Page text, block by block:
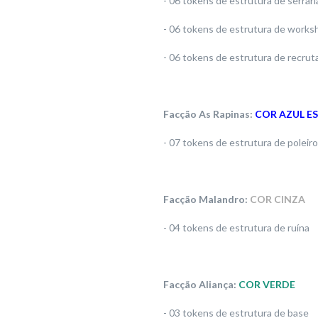
- 06 tokens de estrutura de
- 06 tokens de estrutura de
Facção As Rapinas: COR AZUL
- 07 tokens de estrutura de poleiro
Facção Malandro: COR CINZA
- 04 tokens de estrutura de ruína
Facção Aliança: COR VERDE
- 03 tokens de estrutura de base